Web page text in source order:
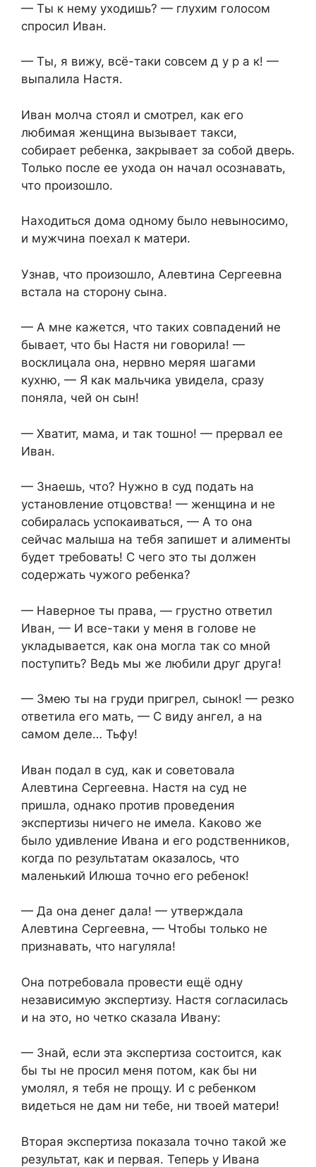
— Ты к нему уходишь? — глухим голосом
спросил Иван.
— Ты, я вижу, всё-таки совсем д у р а к! —
выпалила Настя.
Иван молча стоял и смотрел, как его
любимая женщина вызывает такси,
собирает ребенка, закрывает за собой дверь.
Только после ее ухода он начал осознавать,
что произошло.
Находиться дома одному было невыносимо,
и мужчина поехал к матери.
Узнав, что произошло, Алевтина Сергеевна
встала на сторону сына.
— А мне кажется, что таких совпадений не
бывает, что бы Настя ни говорила! —
восклицала она, нервно меряя шагами
кухню, — Я как мальчика увидела, сразу
поняла, чей он сын!
— Хватит, мама, и так тошно! — прервал ее
Иван.
— Знаешь, что? Нужно в суд подать на
установление отцовства! — женщина и не
собиралась успокаиваться, — А то она
сейчас малыша на тебя запишет и алименты
будет требовать! С чего это ты должен
содержать чужого ребенка?
— Наверное ты права, — грустно ответил
Иван, — И все-таки у меня в голове не
укладывается, как она могла так со мной
поступить? Ведь мы же любили друг друга!
— Змею ты на груди пригрел, сынок! — резко
ответила его мать, — С виду ангел, а на
самом деле… Тьфу!
Иван подал в суд, как и советовала
Алевтина Сергеевна. Настя на суд не
пришла, однако против проведения
экспертизы ничего не имела. Каково же
было удивление Ивана и его родственников,
когда по результатам оказалось, что
маленький Илюша точно его ребенок!
— Да она денег дала! — утверждала
Алевтина Сергеевна, — Чтобы только не
признавать, что нагуляла!
Она потребовала провести ещё одну
независимую экспертизу. Настя согласилась
и на это, но четко сказала Ивану:
— Знай, если эта экспертиза состоится, как
бы ты не просил меня потом, как бы ни
умолял, я тебя не прощу. И с ребенком
видеться не дам ни тебе, ни твоей матери!
Вторая экспертиза показала точно такой же
результат, как и первая. Теперь у Ивана